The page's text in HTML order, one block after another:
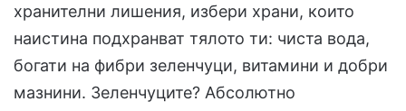
хранителни лишения, избери храни, които
наистина подхранват тялото ти: чиста вода,
богати на фибри зеленчуци, витамини и добри
мазнини. Зеленчуците? Абсолютно